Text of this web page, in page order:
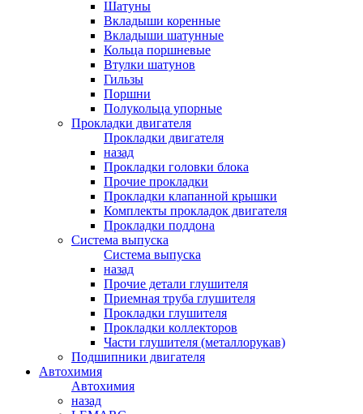
Шатуны
Вкладыши коренные
Вкладыши шатунные
Кольца поршневые
Втулки шатунов
Гильзы
Поршни
Полукольца упорные
Прокладки двигателя
Прокладки двигателя
назад
Прокладки головки блока
Прочие прокладки
Прокладки клапанной крышки
Комплекты прокладок двигателя
Прокладки поддона
Система выпуска
Система выпуска
назад
Прочие детали глушителя
Приемная труба глушителя
Прокладки глушителя
Прокладки коллекторов
Части глушителя (металлорукав)
Подшипники двигателя
Автохимия
Автохимия
назад